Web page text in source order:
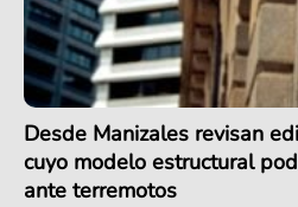
Desde Manizales revisan
cuyo modelo estructural
ante terremotos